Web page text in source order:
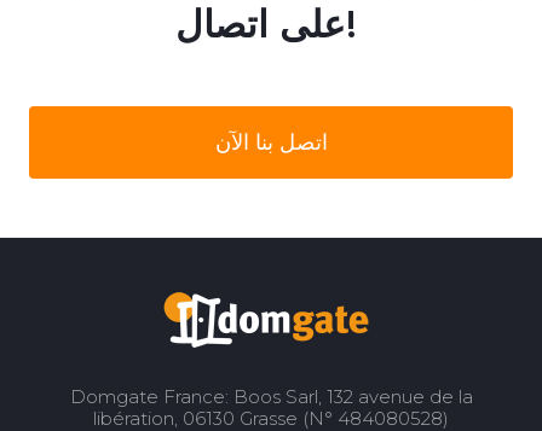
على اتصال!
اتصل بنا الآن
Domgate France: Boos Sarl, 132 avenue de la
libération, 06130 Grasse (N° 484080528)